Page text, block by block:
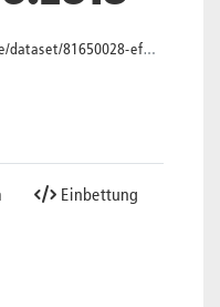
download/uac-open-datadata201806opendataaachen-daten-statistische-bezirkealle.xlsx
Einbettung